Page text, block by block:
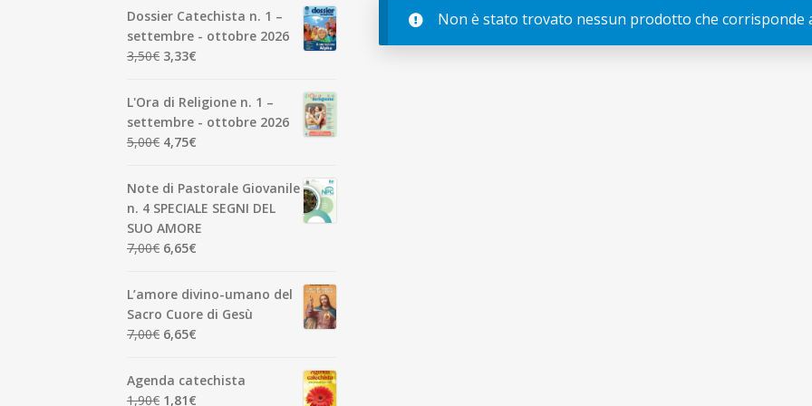
Non è stato trovato nessun prodotto che corrisponde
Dossier Catechista n. 1 –
settembre - ottobre 2026
3,50€ Il
originale
era:
3,50€.
3,33€
attuale
è:
L'Ora di Religione n. 1 –
settembre - ottobre 2026
5,00€ Il
originale
era:
5,00€.
4,75€
attuale
è:
4,75€.
Note di Pastorale Giovanile
n. 4 SPECIALE SEGNI DEL
SUO AMORE
7,00€ Il
originale
era:
7,00€.
6,65€
attuale
L’amore divino-umano del
Sacro Cuore di Gesù
7,00€ Il
originale
era:
6,65€
attuale
Agenda catechista
1,90€ Il
1,81€